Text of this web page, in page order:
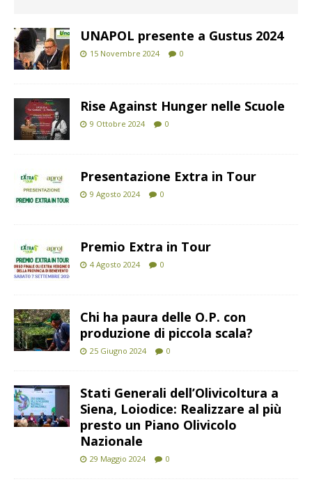
UNAPOL presente a Gustus 2024
15 Novembre 2024 0
Rise Against Hunger nelle Scuole
9 Ottobre 2024 0
Presentazione Extra in Tour
9 Agosto 2024 0
Premio Extra in Tour
4 Agosto 2024 0
Chi ha paura delle O.P. con
produzione di piccola scala?
25 Giugno 2024 0
Stati Generali dell’Olivicoltura a
Siena, Loiodice: Realizzare al più
presto un Piano Olivicolo
Nazionale
29 Maggio 2024 0